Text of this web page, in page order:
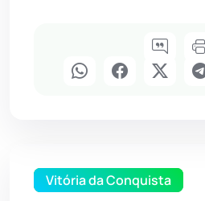
Vitória da Conquista